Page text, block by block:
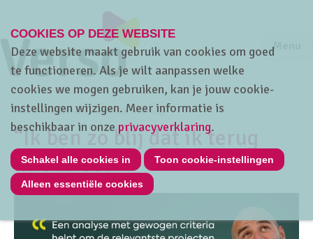
Jump
Menu
Home Thema's Sociaal overleg
“Ik ben zo blij dat ik terug
kwaad ben”
COOKIES OP DEZE WEBSITE
Deze website maakt gebruik van cookies om goed
te functioneren. Als je wilt aanpassen welke
cookies we mogen gebruiken, kan je jouw cookie-
instellingen wijzigen. Meer informatie is
beschikbaar in onzeprivacyverklaring.
Schakel alle cookies in Toon cookie-instellingen
Alleen essentiële cookies